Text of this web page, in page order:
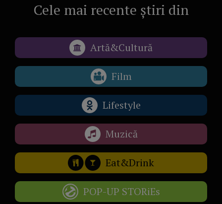
Cele mai recente știri din
Artă&Cultură
Film
Lifestyle
Muzică
Eat&Drink
POP-UP STORiEs